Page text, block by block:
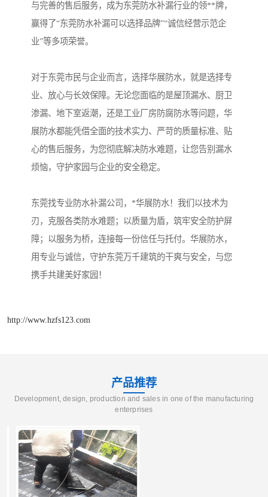
与完善的售后服务，成为东莞防水补漏行业的领**牌，
赢得了“东莞防水补漏可以选择品牌”“诚信经营示范企
业”等多项荣誉。
对于东莞市民与企业而言，选择华展防水，就是选择专
业、放心与长效保障。无论您面临的是屋顶漏水、厨卫
渗漏、地下室返潮，还是工业厂房防腐防水等问题，华
展防水都能凭借全面的技术实力、严苛的质量标准、贴
心的售后服务，为您彻底解决防水难题，让您告别漏水
烦恼，守护家园与企业的安全稳定。
东莞找专业防水补漏公司，*华展防水！我们以技术为
刃，克服各类防水难题；以质量为盾，筑牢安全防护屏
障；以服务为桥，连接每一份信任与托付。华展防水，
用专业与诚信，守护东莞万千建筑的干爽与安全，与您
携手共建美好家园！
http://www.hzfs123.com
产品推荐
Development, design, production and sales in one of the manufacturing
enterprises